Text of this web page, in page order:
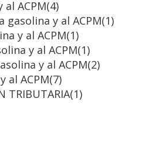
ACPM(4)
gasolina y al ACPM(1)
y al ACPM(1)
y al ACPM(1)
y al ACPM(2)
al ACPM(7)
TRIBUTARIA(1)